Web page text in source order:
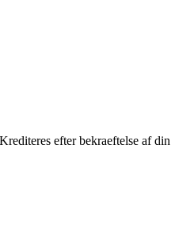
Krediteres efter bekraeftelse af din